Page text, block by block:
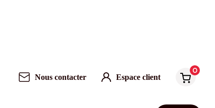
Nous contacter Espace client
0